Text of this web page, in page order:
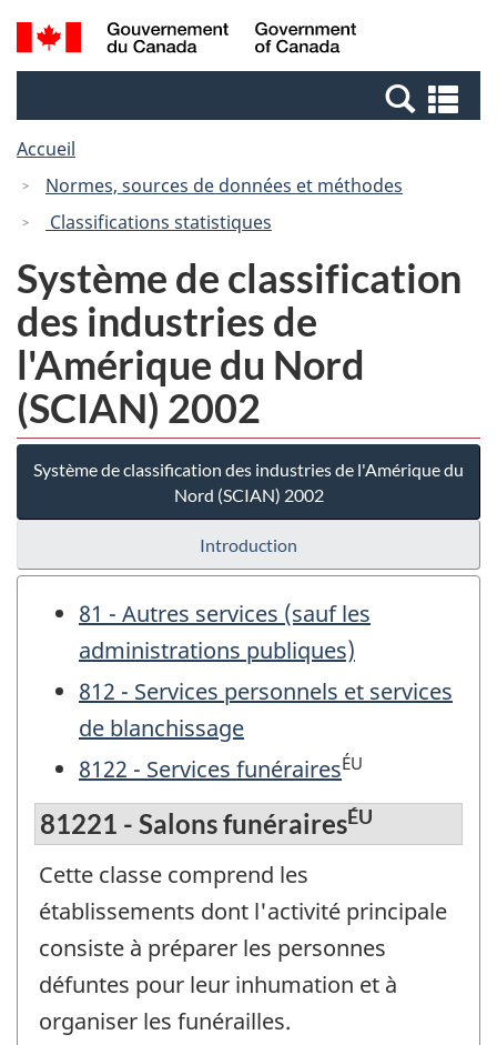
Passer
au
Passer
à
Canada
Recherche
et
et
Accueil
Normes, sources de données et méthodes
Classifications statistiques
Système de classification
des industries de
l'Amérique du Nord
(SCIAN) 2002
Système de classification des industries de l'Amérique du
Nord (SCIAN) 2002
Introduction
81 - Autres services (sauf les
administrations publiques)
812 - Services personnels et services
de blanchissage
8122 - Services funérairesÉU
81221 - Salons funérairesÉU
Cette classe comprend les
établissements dont l'activité principale
consiste à préparer les personnes
défuntes pour leur inhumation et à
organiser les funérailles.